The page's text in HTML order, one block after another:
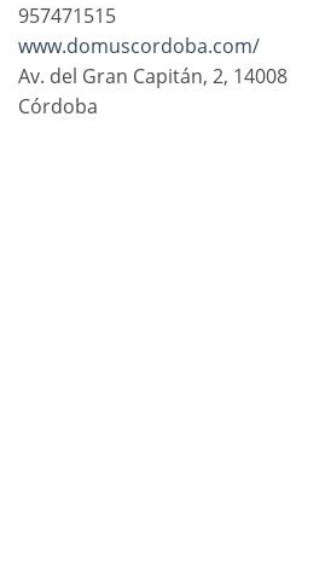
957471515
www.domuscordoba.com/
Av. del Gran Capitán, 2, 14008
Córdoba